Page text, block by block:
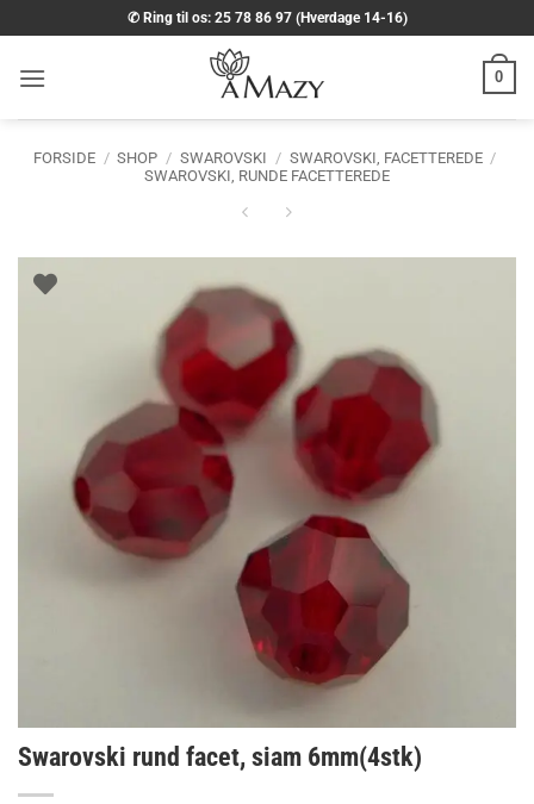
til
indhold
✆ Ring til os: 25 78 86 97 (Hverdage 14-16)
0
FORSIDE / SHOP / SWAROVSKI / SWAROVSKI, FACETTEREDE /
SWAROVSKI, RUNDE FACETTEREDE
Swarovski rund facet, siam 6mm(4stk)